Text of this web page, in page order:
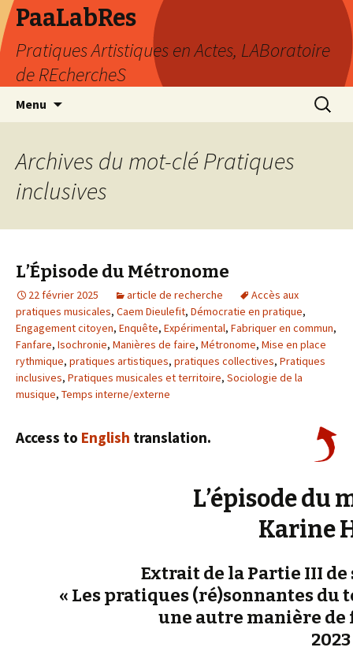
PaaLabRes
Pratiques Artistiques en Actes, LABoratoire
de REchercheS
Menu
principal
Archives du mot-clé Pratiques
inclusives
L’Épisode du Métronome
22 février 2025 article de recherche
Accès aux
pratiques musicales, Caem Dieulefit, Démocratie en pratique,
Engagement citoyen, Enquête, Expérimental, Fabriquer en commun,
Fanfare, Isochronie, Manières de faire, Métronome, Mise en place
rythmique, pratiques artistiques, pratiques collectives, Pratiques
inclusives, Pratiques musicales et territoire, Sociologie de la
musique, Temps interne/externe
Access to English translation.
L’épisode du
Karine
Extrait de la Partie III de
« Les pratiques (ré)sonnantes
une autre manière de
2023